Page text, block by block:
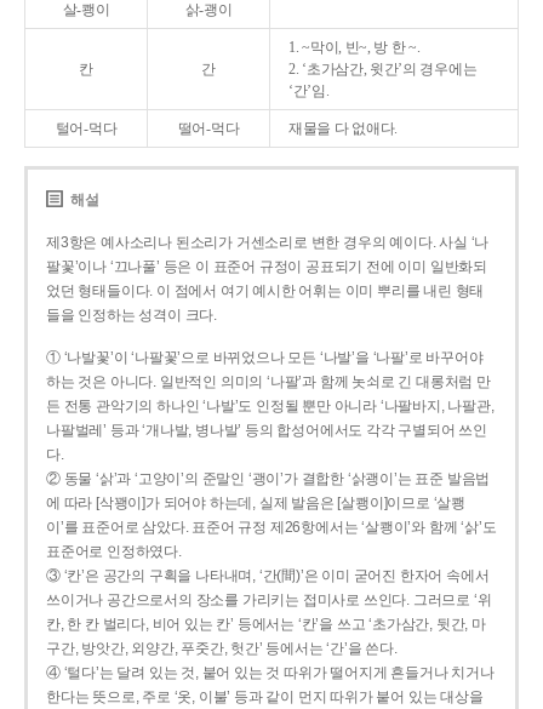
살-쾡이 삵-괭이
칸 간
1. ~막이, 빈~, 방 한 ~.
2. ‘초가삼간, 윗간’의 경우에는
‘간’임.
털어-먹다 떨어-먹다 재물을 다 없애다.
해설
제3항은 예사소리나 된소리가 거센소리로 변한 경우의 예이다. 사실 ‘나
팔꽃’이나 ‘끄나풀’ 등은 이 표준어 규정이 공표되기 전에 이미 일반화되
었던 형태들이다. 이 점에서 여기 예시한 어휘는 이미 뿌리를 내린 형태
들을 인정하는 성격이 크다.
① ‘나발꽃’이 ‘나팔꽃’으로 바뀌었으나 모든 ‘나발’을 ‘나팔’로 바꾸어야
하는 것은 아니다. 일반적인 의미의 ‘나팔’과 함께 놋쇠로 긴 대롱처럼 만
든 전통 관악기의 하나인 ‘나발’도 인정될 뿐만 아니라 ‘나팔바지, 나팔관,
나팔벌레’ 등과 ‘개나발, 병나발’ 등의 합성어에서도 각각 구별되어 쓰인
다.
② 동물 ‘삵’과 ‘고양이’의 준말인 ‘괭이’가 결합한 ‘삵괭이’는 표준 발음법
에 따라 [삭꽹이]가 되어야 하는데, 실제 발음은 [살쾡이]이므로 ‘살쾡
이’를 표준어로 삼았다. 표준어 규정 제26항에서는 ‘살쾡이’와 함께 ‘삵’도
표준어로 인정하였다.
③ ‘칸’은 공간의 구획을 나타내며, ‘간(間)’은 이미 굳어진 한자어 속에서
쓰이거나 공간으로서의 장소를 가리키는 접미사로 쓰인다. 그러므로 ‘위
칸, 한 칸 벌리다, 비어 있는 칸’ 등에서는 ‘칸’을 쓰고 ‘초가삼간, 뒷간, 마
구간, 방앗간, 외양간, 푸줏간, 헛간’ 등에서는 ‘간’을 쓴다.
④ ‘털다’는 달려 있는 것, 붙어 있는 것 따위가 떨어지게 흔들거나 치거나
한다는 뜻으로, 주로 ‘옷, 이불’ 등과 같이 먼지 따위가 붙어 있는 대상을